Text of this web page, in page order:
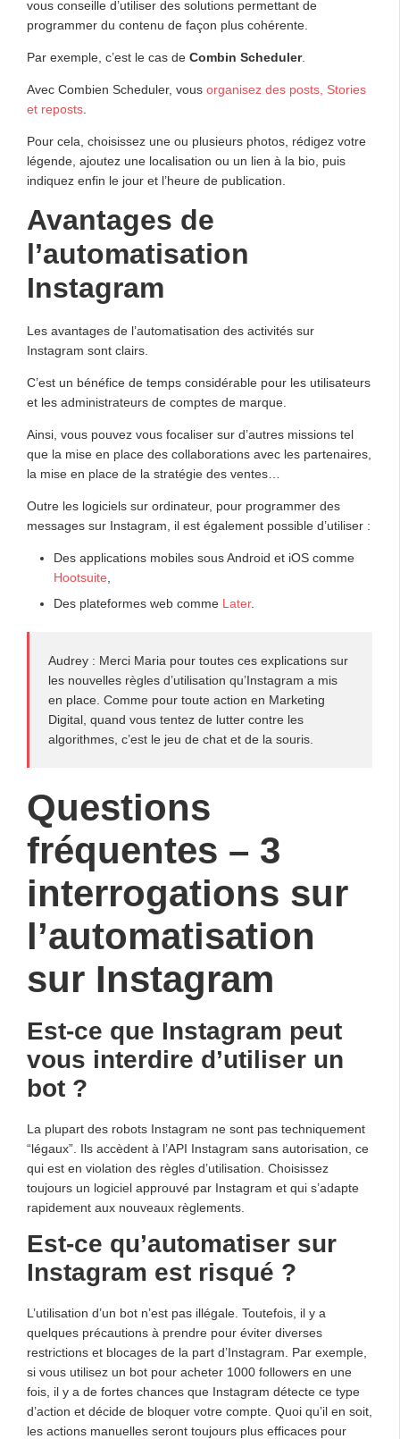
vous conseille d’utiliser des solutions permettant de
programmer du contenu de façon plus cohérente.
Par exemple, c’est le cas de Combin Scheduler.
Avec Combien Scheduler, vous organisez des posts, Stories
et reposts
Pour cela, choisissez une ou plusieurs photos, rédigez votre
légende, ajoutez une localisation ou un lien à la bio, puis
indiquez enfin le jour et l’heure de publication.
Avantages de
l’automatisation
Instagram
Les avantages de l’automatisation des activités sur
Instagram sont clairs.
C’est un bénéfice de temps considérable pour les utilisateurs
et les administrateurs de comptes de marque.
Ainsi, vous pouvez vous focaliser sur d’autres missions tel
que la mise en place des collaborations avec les partenaires,
la mise en place de la stratégie des ventes…
Outre les logiciels sur ordinateur, pour programmer des
messages sur Instagram, il est également possible d’utiliser :
Des applications mobiles sous Android et iOS comme
Hootsuite
Des plateformes web comme Later.
Audrey : Merci Maria pour toutes ces explications sur
les nouvelles règles d’utilisation qu’Instagram a mis
en place. Comme pour toute action en Marketing
Digital, quand vous tentez de lutter contre les
algorithmes, c’est le jeu de chat et de la souris.
Questions
fréquentes – 3
interrogations sur
l’automatisation
sur Instagram
Est-ce que Instagram peut
vous interdire d’utiliser un
bot ?
La plupart des robots Instagram ne sont pas techniquement
“légaux”. Ils accèdent à l’API Instagram sans autorisation, ce
qui est en violation des règles d’utilisation. Choisissez
toujours un logiciel approuvé par Instagram et qui s’adapte
rapidement aux nouveaux règlements.
Est-ce qu’automatiser sur
Instagram est risqué ?
L’utilisation d’un bot n’est pas illégale. Toutefois, il y a
quelques précautions à prendre pour éviter diverses
restrictions et blocages de la part d’Instagram. Par exemple,
si vous utilisez un bot pour acheter 1000 followers en une
fois, il y a de fortes chances que Instagram détecte ce type
d’action et décide de bloquer votre compte. Quoi qu’il en soit,
les actions manuelles seront toujours plus efficaces pour